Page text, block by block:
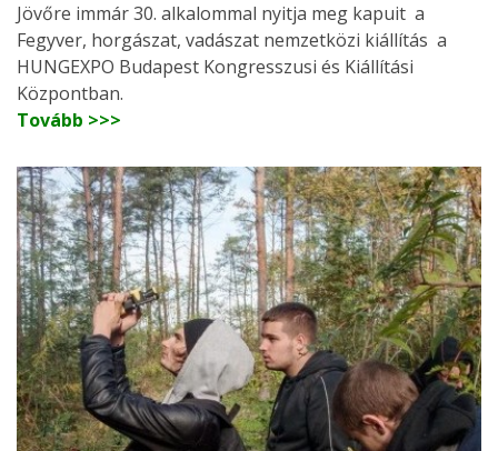
Jövőre immár 30. alkalommal nyitja meg kapuit a
Fegyver, horgászat, vadászat nemzetközi kiállítás a
HUNGEXPO Budapest Kongresszusi és Kiállítási
Központban.
Tovább >>>